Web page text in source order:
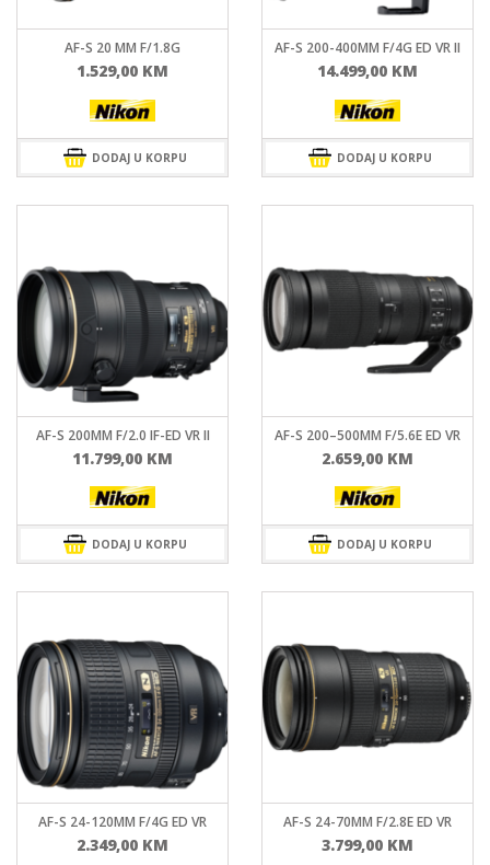
AF-S 20 MM F/1.8G
1.529,00 KM
DODAJ U KORPU
AF-S 200-400MM F/4G ED VR II
14.499,00 KM
DODAJ U KORPU
AF-S 200MM F/2.0 IF-ED VR II
11.799,00 KM
DODAJ U KORPU
AF-S 200–500MM F/5.6E ED VR
2.659,00 KM
DODAJ U KORPU
AF-S 24-120MM F/4G ED VR
2.349,00 KM
AF-S 24-70MM F/2.8E ED VR
3.799,00 KM